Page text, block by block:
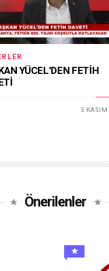
YÜCEL’DEN FETİH
5 KASIM
Önerilenler